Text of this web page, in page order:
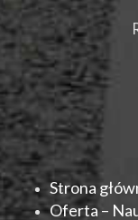
Strona
Oferta –